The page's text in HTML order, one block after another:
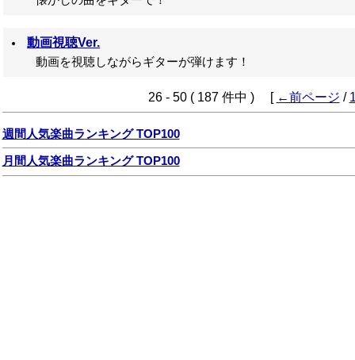
動画視聴Ver.
動画を視聴しながらギターが弾けます！
26 - 50 ( 187 件中 ) [ ←前ページ /
週間人気楽曲ランキング TOP100
月間人気楽曲ランキング TOP100